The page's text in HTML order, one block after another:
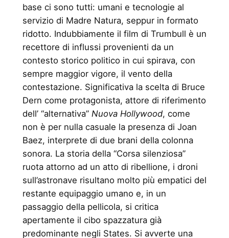
base ci sono tutti: umani e tecnologie al
servizio di Madre Natura, seppur in formato
ridotto. Indubbiamente il film di Trumbull è un
recettore di influssi provenienti da un
contesto storico politico in cui spirava, con
sempre maggior vigore, il vento della
contestazione. Significativa la scelta di Bruce
Dern come protagonista, attore di riferimento
dell’ “alternativa” Nuova Hollywood, come
non è per nulla casuale la presenza di Joan
Baez, interprete di due brani della colonna
sonora. La storia della “Corsa silenziosa”
ruota attorno ad un atto di ribellione, i droni
sull’astronave risultano molto più empatici del
restante equipaggio umano e, in un
passaggio della pellicola, si critica
apertamente il cibo spazzatura già
predominante negli States. Si avverte una